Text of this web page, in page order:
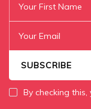
By checking